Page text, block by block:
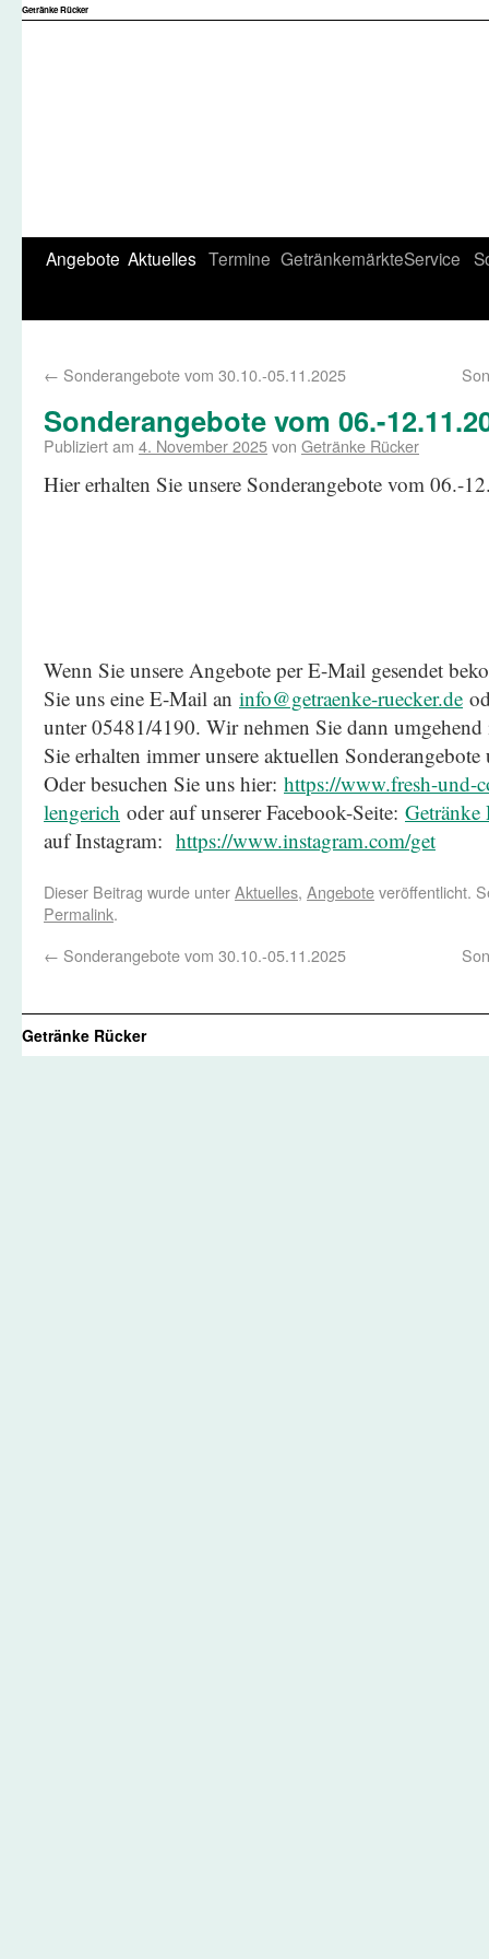
Getränke Rücker
Angebote Aktuelles Termine GetränkemärkteService
← Sonderangebote vom 30.10.-05.11.2025
Sonderangebote vom 06.-
Publiziert am 4. November 2025von Getränke Rücker
Hier erhalten Sie unsere Sonderangebote vom 06.-
Wenn Sie unsere Angebote per E-Mail gesendet
Sie uns eine E-Mail an info@getraenke-ruecker.de
unter 05481/4190. Wir nehmen Sie dann
Sie erhalten immer unsere aktuellen
Oder besuchen Sie uns hier: https://www.fresh-und-
lengerich oder auf unserer Facebook-Seite: Getränke
auf Instagram: https://www.instagram.com/get
Dieser Beitrag wurde unterAktuelles, Angeboteveröffentlicht.
Permalink.
← Sonderangebote vom 30.10.-05.11.2025
Getränke Rücker